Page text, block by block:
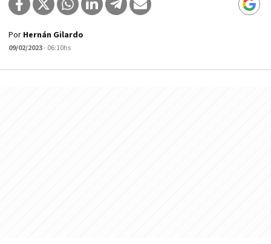
Por Hernán Gilardo
09/02/2023- 06:10hs